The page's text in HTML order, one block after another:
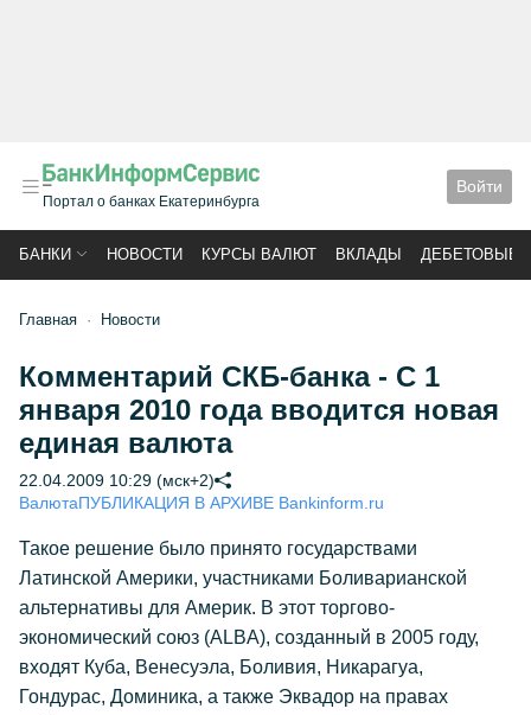
Портал о банках Екатеринбурга
Войти
БАНКИ НОВОСТИ КУРСЫ ВАЛЮТ ВКЛАДЫ ДЕБЕТОВЫЕ
Главная Новости
Комментарий СКБ-банка - С 1
января 2010 года вводится новая
единая валюта
22.04.2009 10:29 (мск+2)
ВалютаПУБЛИКАЦИЯ В АРХИВЕ Bankinform.ru
Такое решение было принято государствами
Латинской Америки, участниками Боливарианской
альтернативы для Америк. В этот торгово-
экономический союз (ALBA), созданный в 2005 году,
входят Куба, Венесуэла, Боливия, Никарагуа,
Гондурас, Доминика, а также Эквадор на правах